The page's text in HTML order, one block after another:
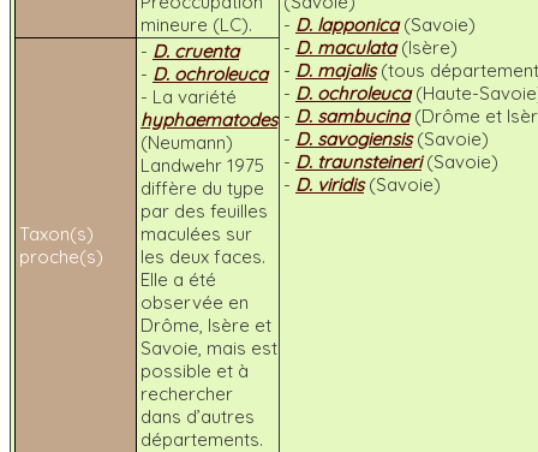
- D. lapponica(Savoie)
- D. maculata(Isère)
- D. majalis(tous
- D. ochroleuca(Haute-
- D. sambucina(Drôme et
- D. savogiensis(Savoie)
- D. traunsteineri(Savoie)
- D. viridis(Savoie)
mineure (LC).
Taxon(s)
proche(s)
- D. cruenta
- D. ochroleuca
- La variété
hyphaematodes
(Neumann)
Landwehr 1975
diffère du type
par des feuilles
maculées sur
les deux faces.
Elle a été
observée en
Drôme, Isère et
Savoie, mais est
possible et à
rechercher
dans d’autres
départements.